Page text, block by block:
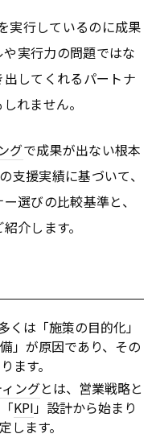
実行しているのに成果
実行力の問題ではな
してくれるパートナ
れません。
グで成果が出ない根本
支援実績に基づいて、
選びの比較基準と、
介します。
くは「施策の目的化」
」が原因であり、その
ます。
ングとは、営業戦略と
KPI」設計から始まり
します。